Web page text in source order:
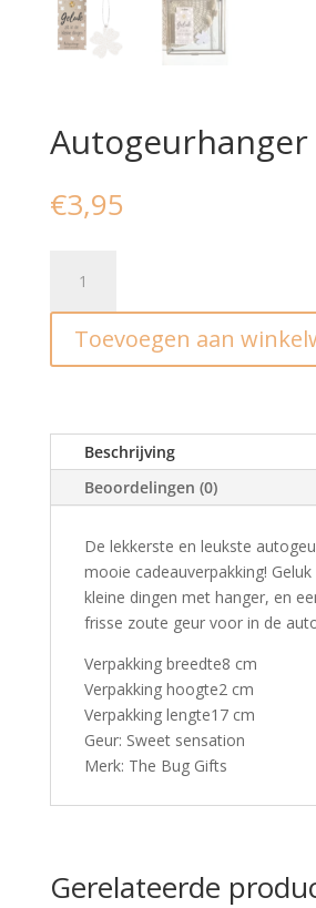
Autogeurhanger
€3,95
Geluk
aantalToevoegen aan
Beschrijving
Beoordelingen (0)
De lekkerste en leukste
mooie cadeauverpakking! Geluk
kleine dingen met hanger, en
frisse zoute geur voor in de
Verpakking breedte8 cm
Verpakking hoogte2 cm
Verpakking lengte17 cm
Geur: Sweet sensation
Merk: The Bug Gifts
Gerelateerde